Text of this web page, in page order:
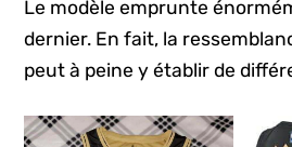
Le modèle emprunte
dernier. En fait, la
peut à peine y établir de